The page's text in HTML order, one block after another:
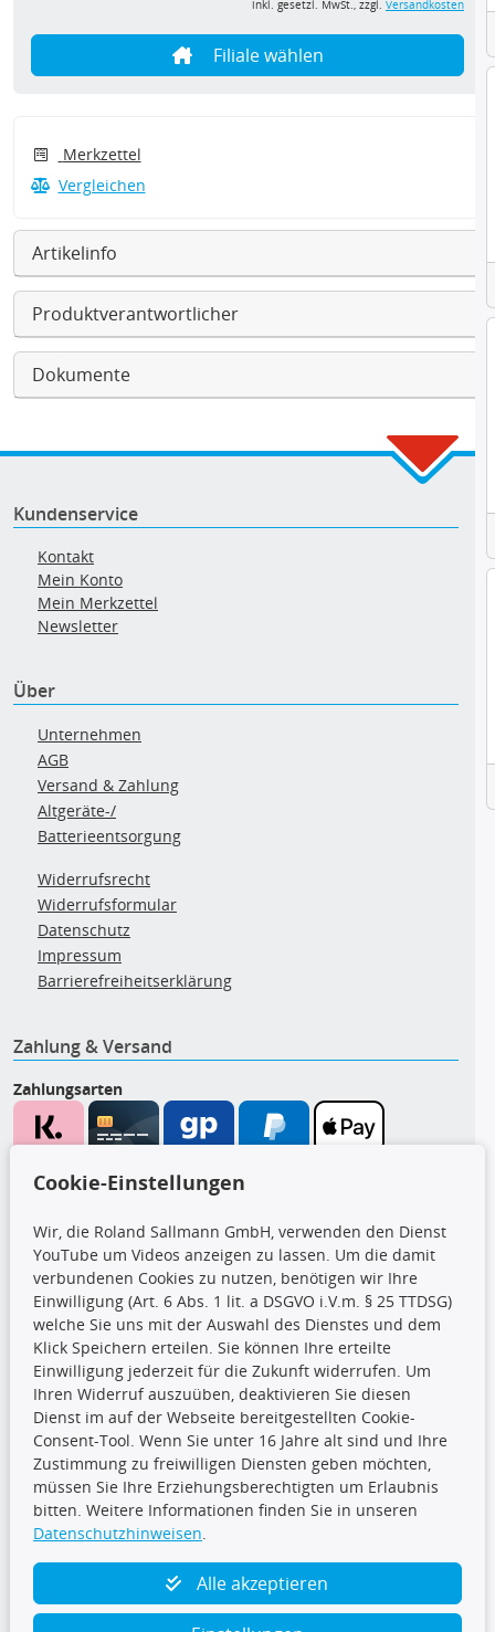
inkl. gesetzl. MwSt., zzgl. Versandkosten
Filiale wählen
Merkzettel
Vergleichen
Artikelinfo
Produktverantwortlicher
Dokumente
Kundenservice
Kontakt
Mein Konto
Mein Merkzettel
Newsletter
Über
Unternehmen
AGB
Versand & Zahlung
Altgeräte-/
Batterieentsorgung
Widerrufsrecht
Widerrufsformular
Datenschutz
Impressum
Barrierefreiheitserklärung
Zahlung & Versand
Zahlungsarten
CARAT Gruppe
Folge uns
TecDoc Inside
Cookie-Einstellungen
Wir, die Roland Sallmann GmbH, verwenden den Dienst
YouTube um Videos anzeigen zu lassen. Um die damit
verbundenen Cookies zu nutzen, benötigen wir Ihre
Einwilligung (Art. 6 Abs. 1 lit. a DSGVO i.V.m. § 25 TTDSG)
welche Sie uns mit der Auswahl des Dienstes und dem
Klick Speichern erteilen. Sie können Ihre erteilte
Einwilligung jederzeit für die Zukunft widerrufen. Um
Ihren Widerruf auszuüben, deaktivieren Sie diesen
Dienst im auf der Webseite bereitgestellten Cookie-
Consent-Tool. Wenn Sie unter 16 Jahre alt sind und Ihre
Zustimmung zu freiwilligen Diensten geben möchten,
müssen Sie Ihre Erziehungsberechtigten um Erlaubnis
bitten. Weitere Informationen finden Sie in unseren
Datenschutzhinweisen
Alle akzeptieren